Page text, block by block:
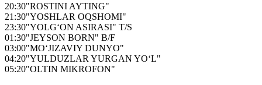
20:30"ROSTINI AYTING"
21:30"YOSHLAR OQSHOMI"
23:30"YOLG‘ON ASIRASI" T/S
01:30"JEYSON BORN" B/F
03:00"MO‘JIZAVIY DUNYO"
04:20"YULDUZLAR YURGAN YO‘L"
05:20"OLTIN MIKROFON"